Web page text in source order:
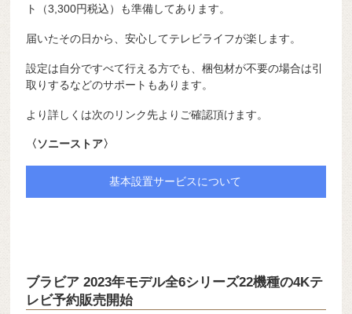
ト（3,300円税込）も準備してあります。
届いたその日から、安心してテレビライフが楽します。
設定は自分ですべて行える方でも、梱包材が不要の場合は引
取りするなどのサポートもあります。
より詳しくは次のリンク先よりご確認頂けます。
〈ソニーストア〉
基本設置サービスについて
ブラビア 2023年モデル全6シリーズ22機種の4Kテ
レビ予約販売開始